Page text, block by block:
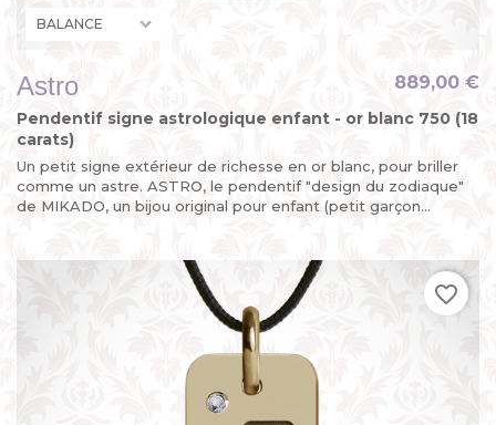
Astro
Pendentif signe astrologique enfant - or blanc 750 (18
carats)
Un petit signe extérieur de richesse en or blanc, pour briller
comme un astre. ASTRO, le pendentif "design du zodiaque"
de MIKADO, un bijou original pour enfant (petit garçon...
889,00 €
favorite_border